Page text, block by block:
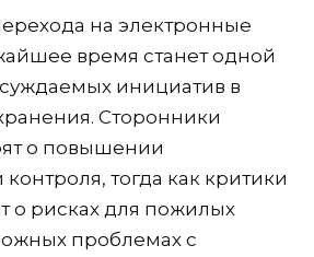
на электронные
время станет одной
инициатив в
Сторонники
о повышении
тогда как критики
о рисках для пожилых
проблемах с